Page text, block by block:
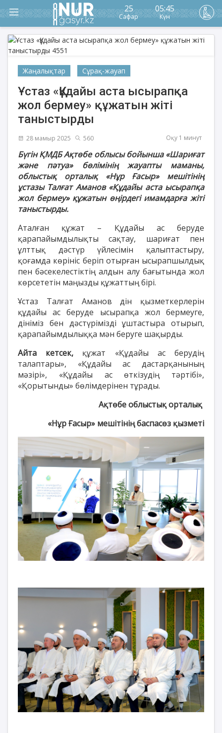
25
Сафар
05:45
Күн
Жаңалықтар Сұрақ-жауап
Ұстаз «Құдайы аста ысырапқа
жол бермеу» құжатын жіті
таныстырды
28 мамыр 2025 560 Оқу 1 минут
Бүгін ҚМДБ Ақтөбе облысы бойынша «Шариғат
және пәтуа» бөлімінің жауапты маманы,
облыстық орталық «Нұр Ғасыр» мешітінің
ұстазыТалғат Аманов «Құдайы аста ысырапқа
жол бермеу» құжатын өңірдегі имамдарға жіті
таныстырды.
Аталған құжат – Құдайы ас беруде
қарапайымдылықты сақтау, шариғат пен
ұлттық дәстүр үйлесімін қалыптастыру,
қоғамда көрініс беріп отырған ысырапшылдық
пен бәсекелестіктің алдын алу бағытында жол
көрсететін маңызды құжаттың бірі.
Ұстаз Талғат Аманов дін қызметкерлерін
құдайы ас беруде ысырапқа жол бермеуге,
дініміз бен дәстүрімізді ұштастыра отырып,
қарапайымдылыққа мән беруге шақырды.
Айта кетсек, құжат «Құдайы ас берудің
талаптары», «Құдайы ас дастарқанының
мәзірі», «Құдайы ас өткізудің тәртібі»,
«Қорытынды» бөлімдерінен тұрады.
Ақтөбе облыстық орталық
«Нұр Ғасыр» мешітінің баспасөз қызметі